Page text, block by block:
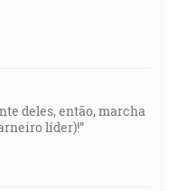
deles, então, marcha
líder)!”